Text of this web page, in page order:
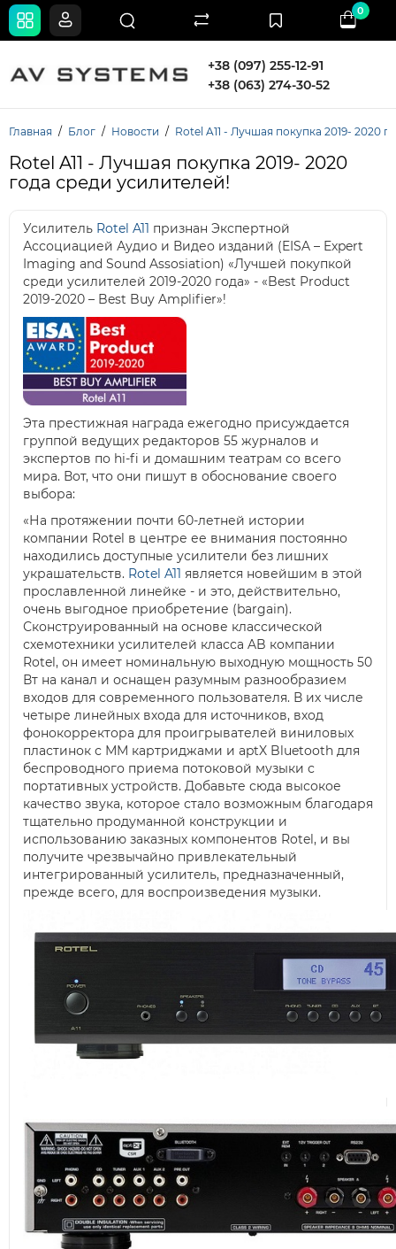
+38 (097) 255-12-91
+38 (063) 274-30-52
0
Главная Блог Новости Rotel A11 - Лучшая покупка 2019- 2020
Rotel A11 - Лучшая покупка 2019- 2020
года среди усилителей!
Усилитель Rotel A11 признан Экспертной
Ассоциацией Аудио и Видео изданий (EISA – Expert
Imaging and Sound Assosiation) «Лучшей покупкой
среди усилителей 2019-2020 года» - «Best Product
2019-2020 – Best Buy Amplifier»!
Эта престижная награда ежегодно присуждается
группой ведущих редакторов 55 журналов и
экспертов по hi-fi и домашним театрам со всего
мира. Вот, что они пишут в обоснование своего
выбора:
«На протяжении почти 60-летней истории
компании Rotel в центре ее внимания постоянно
находились доступные усилители без лишних
украшательств. Rotel A11 является новейшим в этой
прославленной линейке - и это, действительно,
очень выгодное приобретение (bargain).
Сконструированный на основе классической
схемотехники усилителей класса AB компании
Rotel, он имеет номинальную выходную мощность 50
Вт на канал и оснащен разумным разнообразием
входов для современного пользователя. В их числе
четыре линейных входа для источников, вход
фонокорректора для проигрывателей виниловых
пластинок с ММ картриджами и aptX Bluetooth для
беспроводного приема потоковой музыки с
портативных устройств. Добавьте сюда высокое
качество звука, которое стало возможным благодаря
тщательно продуманной конструкции и
использованию заказных компонентов Rotel, и вы
получите чрезвычайно привлекательный
интегрированный усилитель, предназначенный,
прежде всего, для воспроизведения музыки.